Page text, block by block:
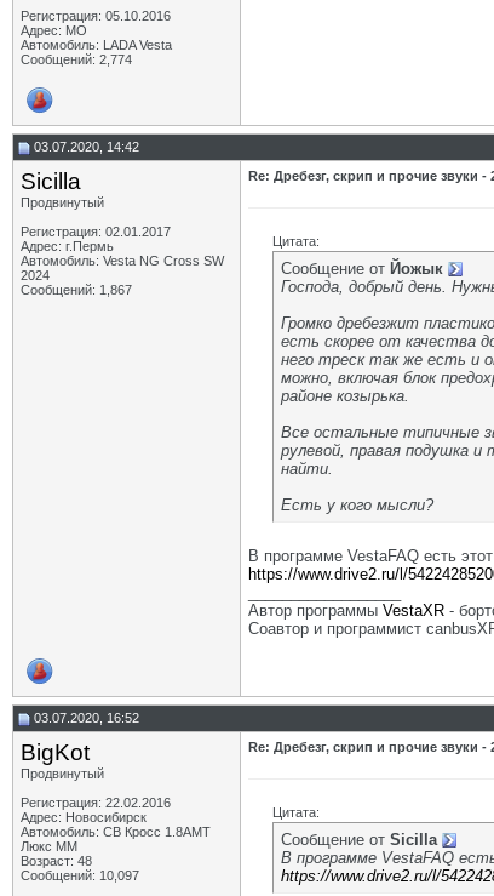
Регистрация: 05.10.2016
Адрес: МО
Автомобиль: LADA Vesta
Сообщений: 2,774
03.07.2020, 14:42
Sicilla
Продвинутый
Регистрация: 02.01.2017
Адрес: г.Пермь
Автомобиль: Vesta NG Cross SW
2024
Сообщений: 1,867
Re: Дребезг, скрип и прочие звуки -
Цитата:
Сообщение от Йожык
Господа, добрый день.
Громко дребезжит
есть скорее от качества
него треск так же есть и
можно, включая блок
районе козырька.
Все остальные типичные
рулевой, правая подушка
найти.
Есть у кого мысли?
В программе VestaFAQ есть
https://www.drive2.ru/l/
Автор программы VestaXR -
Соавтор и программист
03.07.2020, 16:52
BigKot
Продвинутый
Регистрация: 22.02.2016
Адрес: Новосибирск
Автомобиль: СВ Кросс 1.8АМТ
Люкс ММ
Возраст: 48
Сообщений: 10,097
Re: Дребезг, скрип и прочие звуки -
Цитата:
Сообщение от Sicilla
В программе VestaFAQ
https://www.drive2.ru/l/